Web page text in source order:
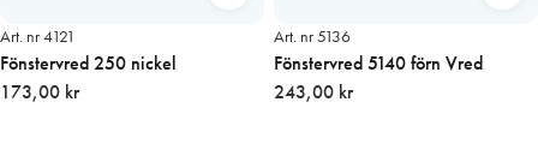
Art. nr 4121
Fönstervred 250 nickel
173,00 kr
Art. nr 5136
Fönstervred 5140 förn Vred
243,00 kr